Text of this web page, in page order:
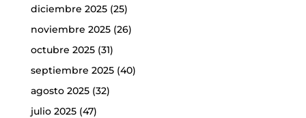
diciembre 2025(25)
noviembre 2025(26)
octubre 2025(31)
septiembre 2025(40)
agosto 2025(32)
julio 2025(47)